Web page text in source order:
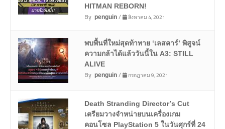
HITMAN REBORN!
By penguin/ สิงหาคม 4, 2021
พบพื้นที่ใหม่สุดท้าทาย ‘เลสคาร์’ พิสูจน์
ความกล้าได้แล้ววันนี้ใน A3: STILL
ALIVE
By penguin/ กรกฎาคม 9, 2021
Death Stranding Director’s Cut
เตรียมวางจำหน่ายบนเครื่องเกม
คอนโซล PlayStation 5 ในวันศุกร์ที่ 24